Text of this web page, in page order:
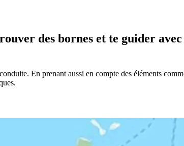
des bornes et te guider
En prenant aussi en compte des éléments